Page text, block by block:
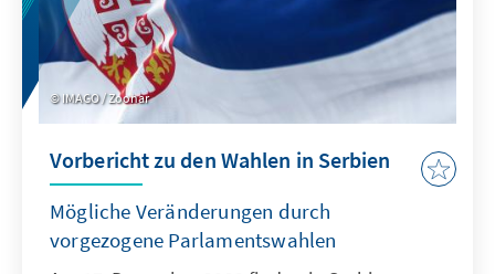
IMAGO / Zoonar
Vorbericht zu den Wahlen in Serbien
Mögliche Veränderungen durch
vorgezogene Parlamentswahlen